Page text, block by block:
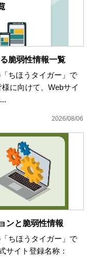
脆弱性情報一覧
ちほうタイガー」で
に向けて、Webサイ
2026/08/06
ンと脆弱性情報
ちほうタイガー」で
サイト登録名称：